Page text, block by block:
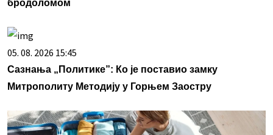
бродоломом
05. 08. 2026 15:45
Сазнања „Политике”: Ко је поставио замку
Митрополиту Методију у Горњем Заостру